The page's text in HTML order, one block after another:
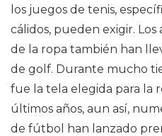
los juegos de tenis,
cálidos, pueden exigir.
de la ropa también han
de golf. Durante mucho
fue la tela elegida para la
últimos años, aun así,
de fútbol han lanzado